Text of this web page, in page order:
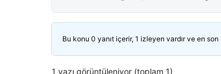
Bu konu 0 yanıt içerir, 1 izleyen vardır ve en son
1 yazı görüntüleniyor (toplam 1)